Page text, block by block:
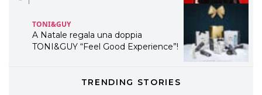
TONI&GUY
A Natale regala una doppia
TONI&GUY “Feel Good Experience”!
LABEL.M lancia la sua innovativa ed
TRENDING STORIES